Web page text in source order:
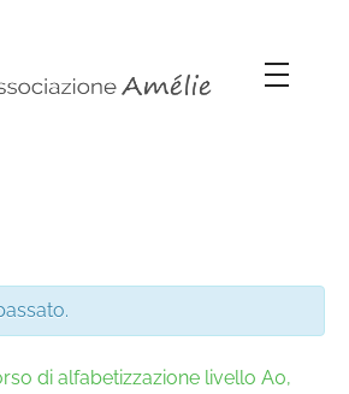
di alfabetizzazione livello A0,